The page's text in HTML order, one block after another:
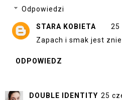
Odpowiedzi
STARA KOBIETA
25
Zapach i smak jest
ODPOWIEDZ
DOUBLE IDENTITY 25